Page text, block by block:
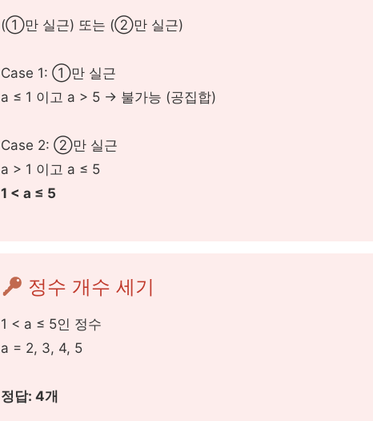
(①만 실근) 또는 (②만 실근)
Case 1: ①만 실근
a ≤ 1 이고 a > 5 → 불가능 (공집합)
Case 2: ②만 실근
a > 1 이고 a ≤ 5
1 < a ≤ 5
정수 개수 세기
1 < a ≤ 5인 정수
a = 2, 3, 4, 5
정답: 4개